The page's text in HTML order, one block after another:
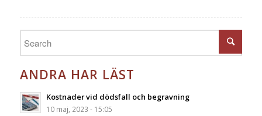
ANDRA HAR LÄST
Kostnader vid dödsfall och begravning
10 maj, 2023 - 15:05